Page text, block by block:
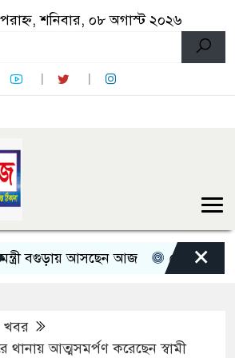
শনিবার, ০৮ অগাস্ট ২০২৬
বগুড়ায় আসছেন আজ রোমান্টিক বার্তা
×
খবর
থানায় আত্মসমর্পণ করেছেন স্বামী